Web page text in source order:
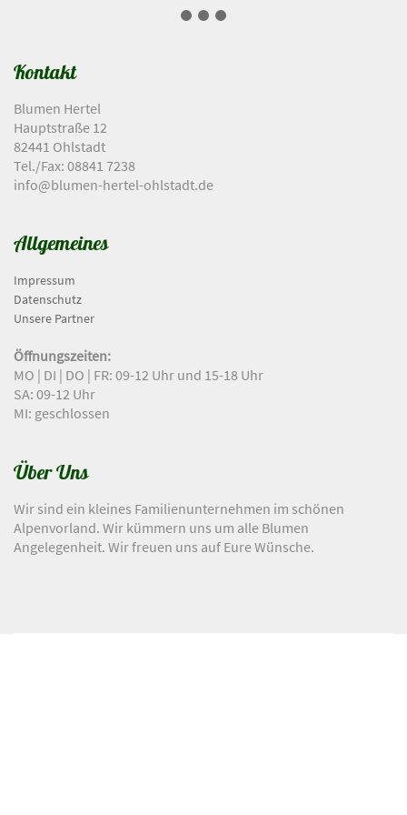
Kontakt
Blumen Hertel
Hauptstraße 12
82441 Ohlstadt
Tel./Fax: 08841 7238
info@blumen-hertel-ohlstadt.de
Allgemeines
Impressum
Datenschutz
Unsere Partner
Öffnungszeiten:
MO | DI | DO | FR: 09-12 Uhr und 15-18 Uhr
SA: 09-12 Uhr
MI: geschlossen
Über Uns
Wir sind ein kleines Familienunternehmen im schönen
Alpenvorland. Wir kümmern uns um alle Blumen
Angelegenheit. Wir freuen uns auf Eure Wünsche.